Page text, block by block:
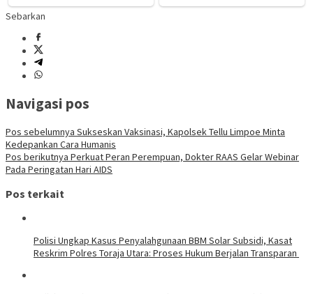
Sebarkan
Navigasi pos
Pos sebelumnya Sukseskan Vaksinasi, Kapolsek Tellu Limpoe Minta
Kedepankan Cara Humanis
Pos berikutnya Perkuat Peran Perempuan, Dokter RAAS Gelar Webinar
Pada Peringatan Hari AIDS
Pos terkait
Polisi Ungkap Kasus Penyalahgunaan BBM Solar Subsidi, Kasat
Reskrim Polres Toraja Utara: Proses Hukum Berjalan Transparan